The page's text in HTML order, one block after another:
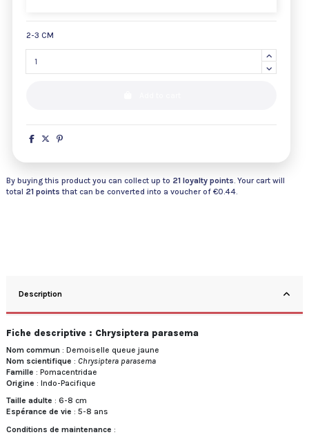
2-3 CM
By buying this product you can collect up to 21 loyalty points. Your cart will
total 21 points that can be converted into a voucher of €0.44.
Description
Fiche descriptive : Chrysiptera parasema
Nom commun : Demoiselle queue jaune
Nom scientifique : Chrysiptera parasema
Famille : Pomacentridae
Origine : Indo-Pacifique
Taille adulte : 6-8 cm
Espérance de vie : 5-8 ans
Conditions de maintenance :